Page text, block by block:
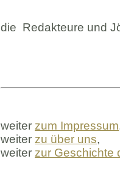
die Redakteure und
weiter zum Impressum
weiter zu über uns,
weiter zur Geschichte